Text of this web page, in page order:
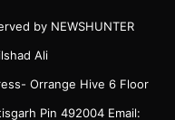
by NEWSHUNTER
Ali
Orrange Hive 6 Floor
Pin 492004 Email: